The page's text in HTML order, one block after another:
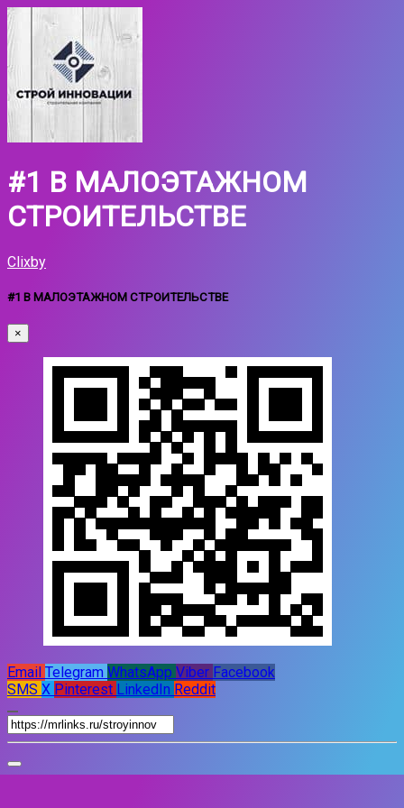
#1 В МАЛОЭТАЖНОМ
СТРОИТЕЛЬСТВЕ
Clixby
#1 В МАЛОЭТАЖНОМ СТРОИТЕЛЬСТВЕ
×
Email Telegram WhatsApp Viber Facebook
SMS X Pinterest LinkedIn Reddit